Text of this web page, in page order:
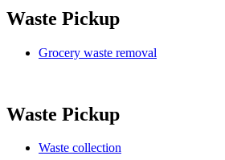
Waste Pickup
Grocery waste removal
Waste Pickup
Waste collection